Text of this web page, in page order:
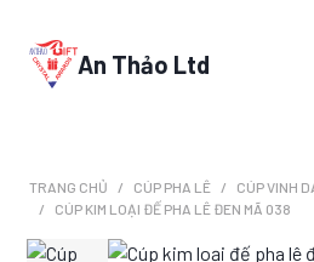
An Thảo Ltd
TRANG CHỦ CÚP PHA LÊ
CÚP VINH
CÚP KIM LOẠI ĐẾ PHA LÊ ĐEN MÃ 038